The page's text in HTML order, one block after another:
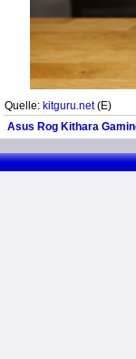
Quelle: kitguru.net(E)
Asus Rog Kithara